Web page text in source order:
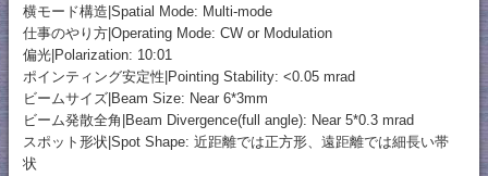
横モード構造|Spatial Mode: Multi-mode
仕事のやり方|Operating Mode: CW or Modulation
偏光|Polarization: 10:01
ポインティング安定性|Pointing Stability: <0.05 mrad
ビームサイズ|Beam Size: Near 6*3mm
ビーム発散全角|Beam Divergence(full angle): Near 5*0.3 mrad
スポット形状|Spot Shape: 近距離では正方形、遠距離では細長い帯
状